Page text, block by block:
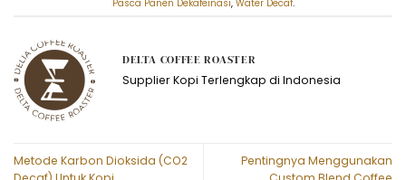
Pasca Panen Dekafeinasi, Water Decaf.
DELTA COFFEE ROASTER
Supplier Kopi Terlengkap di Indonesia
Metode Karbon Dioksida (CO2
Pentingnya Menggunakan